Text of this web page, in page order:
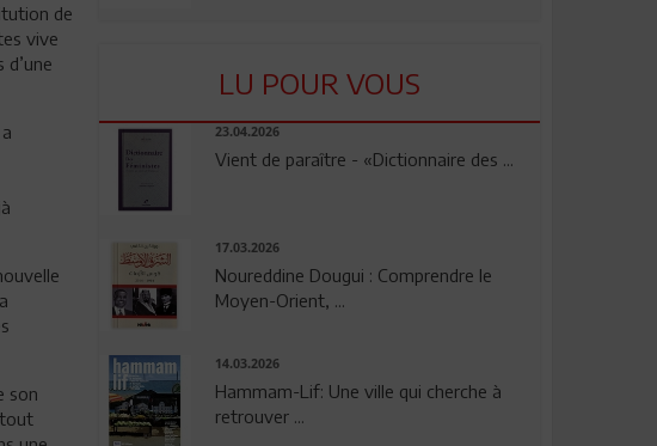
de
vive
son
LU POUR VOUS
23.04.2026
Vient de paraître - «Dictionnaire des ...
17.03.2026
Noureddine Dougui : Comprendre le
Moyen-Orient, ...
14.03.2026
Hammam-Lif: Une ville qui cherche à
retrouver ...